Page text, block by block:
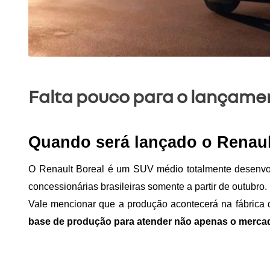
Falta pouco para o
Quando será lançado o
O Renault Boreal é um SUV médio totalmente
concessionárias brasileiras somente a partir de outubro.
Vale mencionar que a produção acontecerá na
base de produção para atender não apenas o